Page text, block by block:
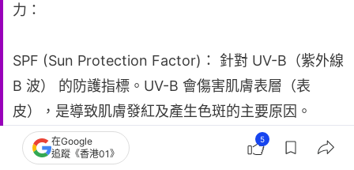
力：
SPF (Sun Protection Factor)： 針對 UV-B（紫外線
B 波） 的防護指標。UV-B 會傷害肌膚表層（表
皮），是導致肌膚發紅及產生色斑的主要原因。
PA (Protection Grade of UVA)： 針對 UV-A（紫外
在Google
追蹤《香港01》
5